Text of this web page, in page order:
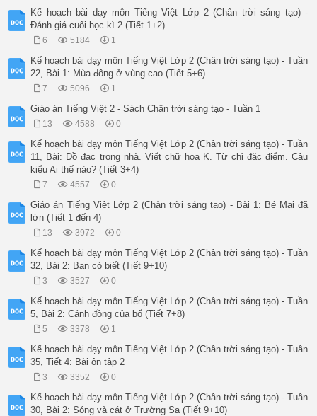
Có 6 chiếc lá có chứa tiếng
HS đọc trong nhóm 2: thân, tha, quen, thương, thiết,
HS đọc to trước lớp.
HS cùng quan sát, lắng nghe
HS đọc lại các từ vừa ghép được: thiết tha, tha thiết
HS thảo luận nhóm 6.
HS viết vào sơ đồ tư duy: quen thuộc, thiết tha, tha thiết,
2 nhóm HS trình bày – Các nhóm khác nhận xét.
HS có thể giải thích, đặt câu theo cảm nhận của các em. Ví
+ quen thuộc: quen tới mức biết rất rõ.
Đặt câu: Ngôi nhà rất quen thuộc với em.
+ thiết tha, tha thiết: có tình cảm thắm thiết, luôn nghĩ
HS lắng nghe bạn, nhận xét và bổ sung.
17’
Hoạt động 4: Luyện câu
* Mục tiêu: Hiểu và biết sử dụng dấu chấm, dấu phẩy; đặt
* Phương pháp: Đàm thoại, trực quan, vấn đáp, thực hành
* Cách tiến hành:
a. Dấu chấm, dấu phẩy
Yêu cầu HS đọc yêu cầu Bài 4a./ STV trang 23
- GV cho HS xem đọc văn, yêu cầu HS đọc thầm đoạn văn này.
GV hỏi: Hãy kể tên các dấu câu em đã được học?
- Khi viết, lúc nào em dùng dấu chấm? - Sau dấu chấm, ta
- Khi viết, lúc nào em dùng dấu phẩy?
GV cho HS điền dấu vào bài tập 3a trong Vở BTTV
GV tổ chức cho HS trò chơi: Thi tiếp sức 2 đội để tổ chức
Hình thức: Mỗi đội cử 5 bạn lần lượt tiếp sức điền dấu, đội
GV nhận xét, tuyên dương.
b. Đặt và trả lời câu hỏi Khi nào? Lúc nào? Bao giờ?
Yêu cầu HS đọc yêu cầu Bài 4b./ STV trang 23.
GV hướng dẫn câu mẫu: Sáng sớm, đường phố bắt đầu nhộn nhịp.
Trong câu này, từ nào được in đậm?
Sáng sớm là từ chỉ gì?
Để đặt câu hỏi cho các từ ngữ in đậm chỉ thời gian trong
Kế hoạch bài dạy môn Tiếng Việt Lớp 2 (Chân trời sáng tạo) -
Đánh giá cuối học kì 2 (Tiết 1+2)
6 5184 1
Kế hoạch bài dạy môn Tiếng Việt Lớp 2 (Chân trời sáng tạo) - Tuần
22, Bài 1: Mùa đông ở vùng cao (Tiết 5+6)
7 5096 1
Giáo án Tiếng Việt 2 - Sách Chân trời sáng tạo - Tuần 1
13 4588 0
Kế hoạch bài dạy môn Tiếng Việt Lớp 2 (Chân trời sáng tạo) - Tuần
11, Bài: Đồ đạc trong nhà. Viết chữ hoa K. Từ chỉ đặc điểm. Câu
kiểu Ai thế nào? (Tiết 3+4)
7 4557 0
Giáo án Tiếng Việt Lớp 2 (Chân trời sáng tạo) - Bài 1: Bé Mai đã
lớn (Tiết 1 đến 4)
13 3972 0
Kế hoạch bài dạy môn Tiếng Việt Lớp 2 (Chân trời sáng tạo) - Tuần
32, Bài 2: Bạn có biết (Tiết 9+10)
3 3527 0
Kế hoạch bài dạy môn Tiếng Việt Lớp 2 (Chân trời sáng tạo) - Tuần
5, Bài 2: Cánh đồng của bố (Tiết 7+8)
5 3378 1
Kế hoạch bài dạy môn Tiếng Việt Lớp 2 (Chân trời sáng tạo) - Tuần
35, Tiết 4: Bài ôn tập 2
3 3352 0
Kế hoạch bài dạy môn Tiếng Việt Lớp 2 (Chân trời sáng tạo) - Tuần
30, Bài 2: Sóng và cát ở Trường Sa (Tiết 9+10)